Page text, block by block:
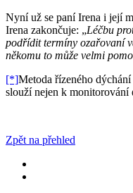
Nyní už se paní Irena i její
Irena zakončuje: „Léčbu
podřídit termíny ozařovaní
někomu to může velmi
[*]Metoda řízeného
slouží nejen k monitorování
Zpět na přehled